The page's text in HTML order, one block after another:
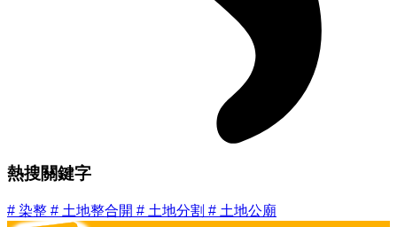
熱搜關鍵字
# 染整 # 土地整合開 # 土地分割 # 土地公廟